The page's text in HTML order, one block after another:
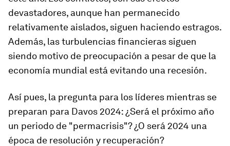
devastadores, aunque han permanecido
relativamente aislados, siguen haciendo estragos.
Además, las turbulencias financieras siguen
siendo motivo de preocupación a pesar de que la
economía mundial está evitando una recesión.
Así pues, la pregunta para los líderes mientras se
preparan para Davos 2024: ¿Será el próximo año
un periodo de "permacrisis"? ¿O será 2024 una
época de resolución y recuperación?